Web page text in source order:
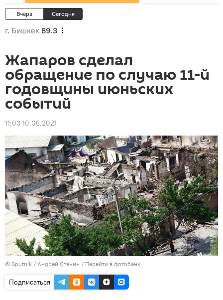
Вчера Сегодня
г. Бишкек 89.3
Жапаров сделал
обращение по случаю 11-й
годовщины июньских
событий
11:03 10.06.2021
© Sputnik / Андрей Стенин / Перейти в фотобанк
Подписаться